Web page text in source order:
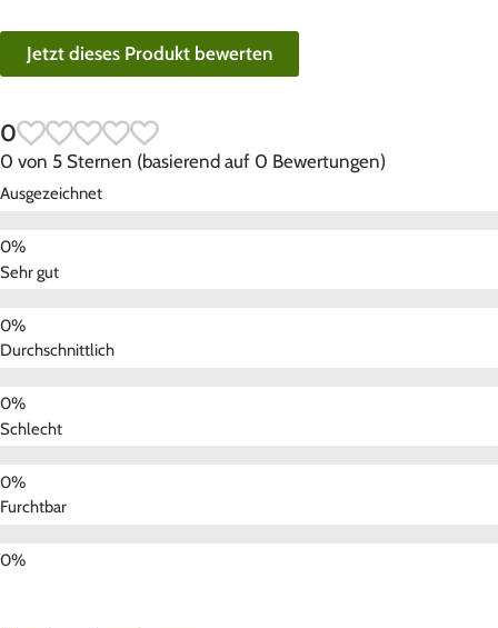
Jetzt dieses Produkt bewerten
0
0 von 5 Sternen (basierend auf 0 Bewertungen)
Ausgezeichnet
Sehr gut
Durchschnittlich
Schlecht
Furchtbar